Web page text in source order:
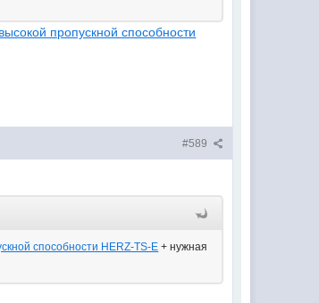
пропускной способности
#589
способности HERZ-TS-E + нужная